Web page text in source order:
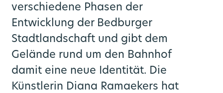
verschiedene Phasen der
Entwicklung der Bedburger
Stadtlandschaft und gibt dem
Gelände rund um den Bahnhof
damit eine neue Identität. Die
Künstlerin Diana Ramaekers hat